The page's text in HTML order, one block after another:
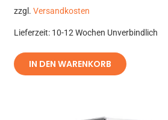
zzgl. Versandkosten
Lieferzeit: 10-12 Wochen Unverbindlich
IN DEN WARENKORB